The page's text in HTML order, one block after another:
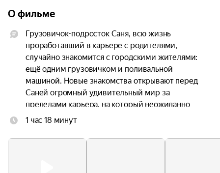
О фильме
Грузовичок-подросток Саня, всю жизнь
проработавший в карьере с родителями,
случайно знакомится с городскими жителями:
ещё одним грузовичком и поливальной
машиной. Новые знакомства открывают перед
Саней огромный удивительный мир за
пределами карьера, на который неожиданно
надвигается серьёзная угроза — проснувшийся
Теперь Сане и его друзьям предстоит
1 час 18 минут